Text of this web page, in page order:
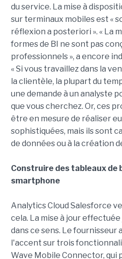
du service. La mise à
sur terminaux mobiles est «
réflexion a posteriori ». « La
formes de BI ne sont pas
professionnels », a encore
« Si vous travaillez dans la
la clientèle, la plupart du
une demande à un analyste
que vous cherchez. Or, ces
être en mesure de réaliser
sophistiquées, mais ils sont
de données ou à la création
Construire des tableaux de
smartphone
Analytics Cloud Salesforce
cela. La mise à jour
dans ce sens. Le fournisseur
l'accent sur trois
Wave Mobile Connector, qui